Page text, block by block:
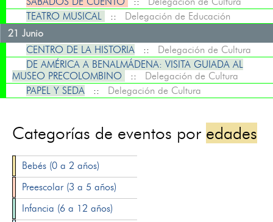
TEATRO MUSICAL
:: Delegación de Educación
21 Junio
CENTRO DE LA HISTORIA :: Delegación de Cultura
DE AMÉRICA A BENALMÁDENA: VISITA GUIADA AL
MUSEO PRECOLOMBINO
:: Delegación de Cultura
PAPEL Y SEDA :: Delegación de Cultura
Categorías de eventos por edades
Bebés (0 a 2 años)
Preescolar (3 a 5 años)
Infancia (6 a 12 años)